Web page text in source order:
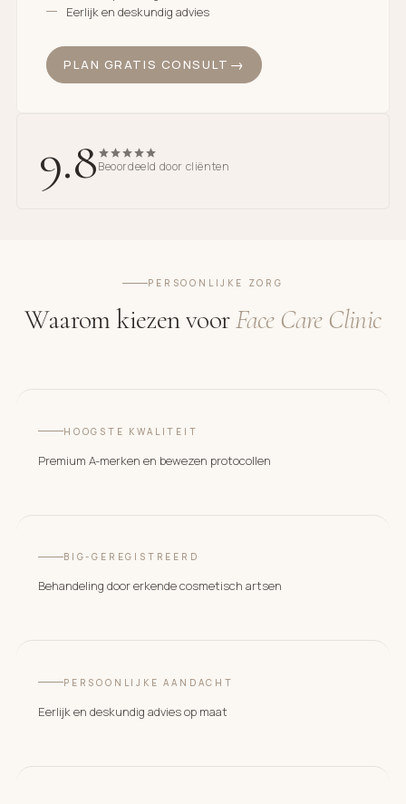
Eerlijk en deskundig advies
PLAN GRATIS CONSULT
9.8Beoordeeld door cliënten
PERSOONLIJKE ZORG
Waarom kiezen voorFace Care Clinic
HOOGSTE KWALITEIT
Premium A-merken en bewezen protocollen
BIG-GEREGISTREERD
Behandeling door erkende cosmetisch artsen
PERSOONLIJKE AANDACHT
Eerlijk en deskundig advies op maat